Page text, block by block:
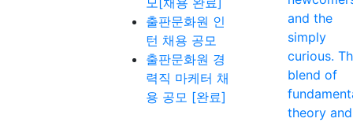
출판문화원 인
턴 채용 공모
출판문화원 경
력직 마케터 채
용 공모 [완료]
and the
simply
curious.
blend of
theory and